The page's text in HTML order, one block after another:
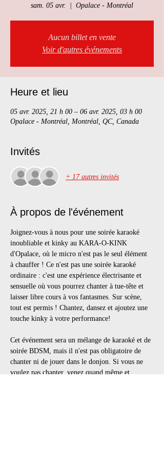
sam. 05 avr. Opalace - Montréal
Aucun billet en vente
Voir d'autres événements
Heure et lieu
05 avr. 2025, 21 h 00 – 06 avr. 2025, 03 h 00
Opalace - Montréal, Montréal, QC, Canada
Invités
+ 17 autres invités
À propos de l'événement
Joignez-vous à nous pour une soirée karaoké
inoubliable et kinky au KARA-O-KINK
d'Opalace, où le micro n'est pas le seul élément
à chauffer ! Ce n'est pas une soirée karaoké
ordinaire : c'est une expérience électrisante et
sensuelle où vous pourrez chanter à tue-tête et
laisser libre cours à vos fantasmes. Sur scène,
tout est permis ! Chantez, dansez et ajoutez une
touche kinky à votre performance!
Cet événement sera un mélange de karaoké et de
soirée BDSM, mais il n'est pas obligatoire de
chanter ni de jouer dans le donjon. Si vous ne
voulez pas chanter, venez quand même et